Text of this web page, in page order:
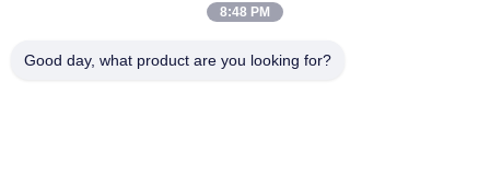
Kirim
8:48 PM
Good day, what product are you looking for?